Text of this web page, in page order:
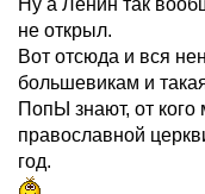
Ну а Ленин так
не открыл.
Вот отсюда и вся
большевикам и
ПопЫ знают, от кого
православной
год.